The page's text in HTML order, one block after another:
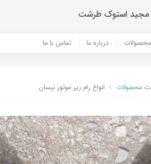
مجید استوک طرشت
محصولات درباره ما تماس با ما
محصولات انواع رام زیر موتور نیسان